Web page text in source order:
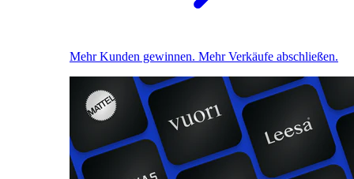
Mehr Kunden gewinnen. Mehr Verkäufe abschließen.